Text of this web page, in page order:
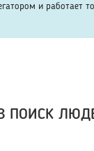
и работает
ПОИСК